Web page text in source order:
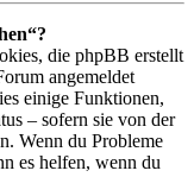
die phpBB erstellt
angemeldet
einige Funktionen,
– sofern sie von der
Wenn du Probleme
es helfen, wenn du